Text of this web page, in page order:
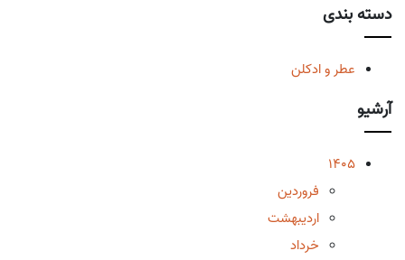
دسته بندی
عطر و ادکلن
آرشیو
1405
فروردین
اردیبهشت
خرداد